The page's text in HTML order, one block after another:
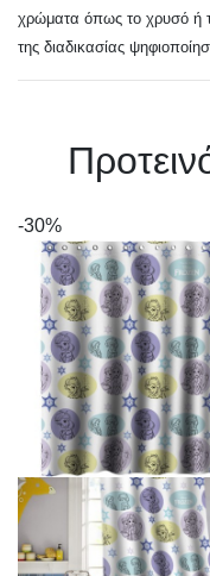
χρώματα όπως το χρυσό ή
της διαδικασίας
-30%